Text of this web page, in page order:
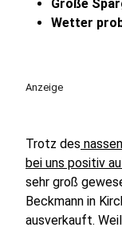
Große
Wetter
Anzeige
Trotz des
bei uns positiv
sehr groß
Beckmann in
ausverkauft.